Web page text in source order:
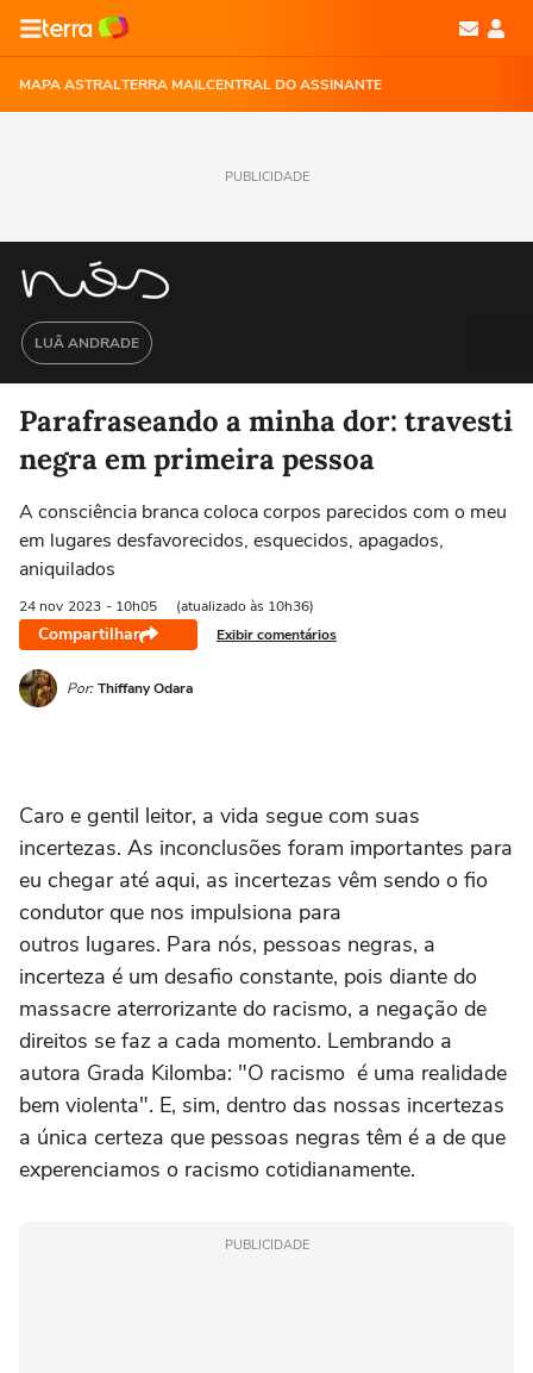
MAPA ASTRALTERRA MAILCENTRAL DO ASSINANTE
PUBLICIDADE
LUÃ ANDRADE
Parafraseando a minha dor: travesti
negra em primeira pessoa
A consciência branca coloca corpos parecidos com o meu
em lugares desfavorecidos, esquecidos, apagados,
aniquilados
24 nov 2023 - 10h05 (atualizado às 10h36)
Compartilhar Exibir comentários
Por: Thiffany Odara
Caro e gentil leitor, a vida segue com suas
incertezas. As inconclusões foram importantes para
eu chegar até aqui, as incertezas vêm sendo o fio
condutor que nos impulsiona para
outros lugares. Para nós, pessoas negras, a
incerteza é um desafio constante, pois diante do
massacre aterrorizante do racismo, a negação de
direitos se faz a cada momento. Lembrando a
autora Grada Kilomba: "O racismo é uma realidade
bem violenta". E, sim, dentro das nossas incertezas
a única certeza que pessoas negras têm é a de que
experenciamos o racismo cotidianamente.
PUBLICIDADE